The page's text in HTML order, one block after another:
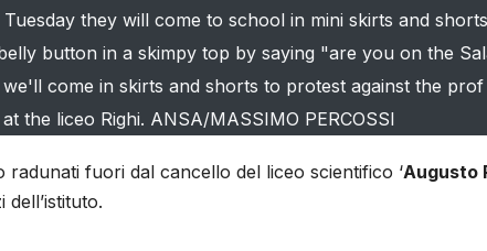
they will come to school in mini skirts and
button in a skimpy top by saying "are you on the
come in skirts and shorts to protest against the
the liceo Righi. ANSA/MASSIMO PERCOSSI
fuori dal cancello del liceo scientifico ‘Augusto